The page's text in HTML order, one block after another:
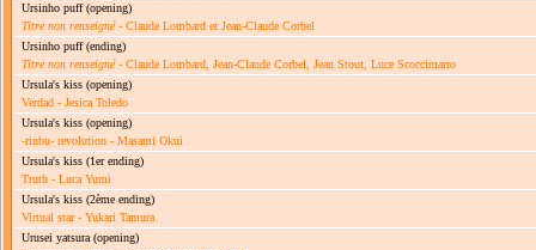
Ursinho puff(opening)
Titre non renseigné- Claude Lombard et Jean-Claude Corbel
Ursinho puff(ending)
Titre non renseigné- Claude Lombard, Jean-Claude Corbel, Jean Stout, Luce Scoccimarro
Ursula's kiss (opening)
Verdad - Jesica Toledo
Ursula's kiss (opening)
-rinbu- revolution - Masami Okui
Ursula's kiss (1er ending)
Truth - Luca Yumi
Ursula's kiss (2ème ending)
Virtual star - Yukari Tamura
Urusei yatsura (opening)